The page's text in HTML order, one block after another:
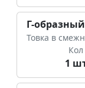
Г-
Товка в
Кол
1